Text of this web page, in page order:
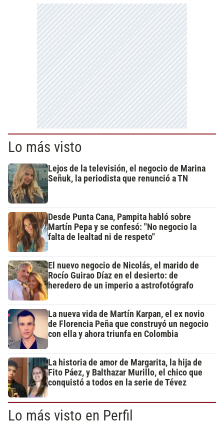
Lo más visto
Lejos de la televisión, el negocio de Marina
Señuk, la periodista que renunció a TN
Desde Punta Cana, Pampita habló sobre
Martín Pepa y se confesó: "No negocio la
falta de lealtad ni de respeto"
El nuevo negocio de Nicolás, el marido de
Rocío Guirao Díaz en el desierto: de
heredero de un imperio a astrofotógrafo
La nueva vida de Martín Karpan, el ex novio
de Florencia Peña que construyó un negocio
con ella y ahora triunfa en Colombia
La historia de amor de Margarita, la hija de
Fito Páez, y Balthazar Murillo, el chico que
conquistó a todos en la serie de Tévez
Lo más visto en Perfil